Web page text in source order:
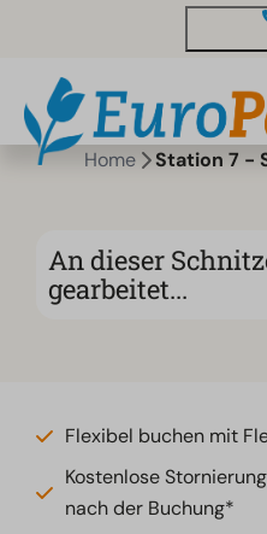
Home
Station 7 -
An dieser
gearbeitet...
Flexibel buchen mit
Kostenlose
nach der Buchung*